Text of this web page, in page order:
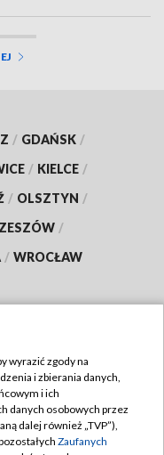
/ GDAŃSK /
/ KIELCE /
/ OLSZTYN /
/
/ WROCŁAW
wyrazić zgody na
i zbierania danych,
i ich
danych osobowych przez
dalej również „TVP”),
Zaufanych